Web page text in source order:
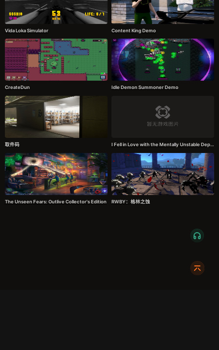
Vida Loka Simulator Content King Demo
CreateDun Idle Demon Summoner Demo
取件码 I Fell in Love with the Mentally Unstable Depressed Goth on Campus
The Unseen Fears: Outlive Collector's Edition RWBY：格林之蚀